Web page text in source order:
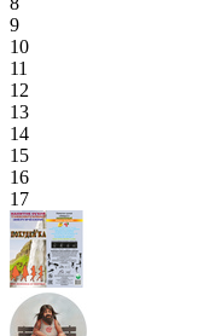
9
10
11
12
13
14
15
16
17